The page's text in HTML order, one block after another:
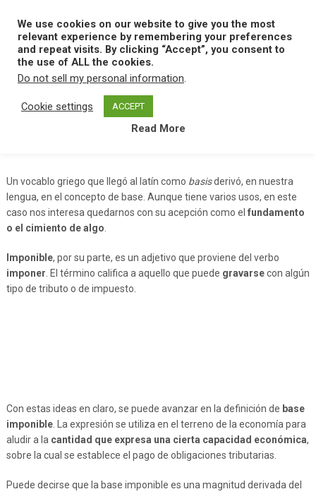
content
MENU
Home B Base Imponible
Base Imponible
Un vocablo griego que llegó al latín como basisderivó, en nuestra
lengua, en el concepto de base. Aunque tiene varios usos, en este
caso nos interesa quedarnos con su acepción como el fundamento
o el cimiento de algo
Imponible, por su parte, es un adjetivo que proviene del verbo
imponer . El término califica a aquello que puede gravarsecon algún
tipo de tributo o de impuesto.
Con estas ideas en claro, se puede avanzar en la definición de base
imponible. La expresión se utiliza en el terreno de la economía para
aludir a la cantidad que expresa una cierta capacidad económica,
sobre la cual se establece el pago de obligaciones tributarias.
Puede decirse que la base imponible es una magnitud derivada del
We use cookies on our website to give you the most
relevant experience by remembering your preferences
and repeat visits. By clicking “Accept”, you consent to
the use of ALL the cookies.
Do not sell my personal information.
Cookie settings ACCEPT
Read More